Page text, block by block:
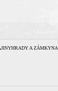
HRADY A ZÁMKY